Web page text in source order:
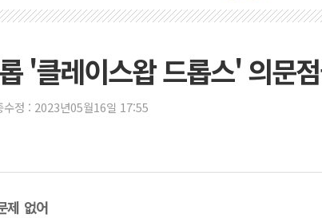
[속보] 민
[속보] 민
이번주 국
강릉·동
폐기물
서울 중랑
'클레이스왑 드롭스' 의문
수정 : 2023년05월16일 17:55
제 없어